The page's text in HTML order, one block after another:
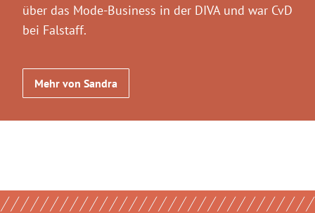
über das Mode-Business in der DIVA und war CvD
bei Falstaff.
Mehr von Sandra